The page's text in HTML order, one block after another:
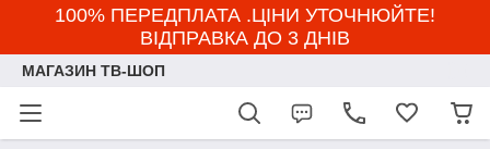
100% ПЕРЕДПЛАТА .ЦІНИ УТОЧНЮЙТЕ!
ВІДПРАВКА ДО 3 ДНІВ
МАГАЗИН ТВ-ШОП